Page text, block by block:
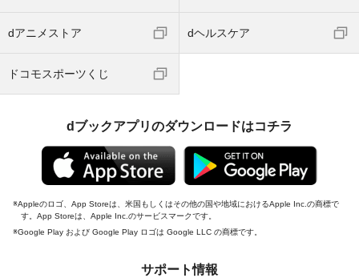
dアニメストア dヘルスケア
ドコモスポーツくじ
dブックアプリのダウンロードはコチラ
Appleのロゴ、App Storeは、米国もしくはその他の国や地域におけるApple Inc.の商標で
す。App Storeは、Apple Inc.のサービスマークです。
Google Play および Google Play ロゴは Google LLC の商標です。
サポート情報